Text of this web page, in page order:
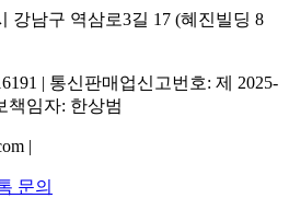
강남구 역삼로3길 17 (혜진빌딩 8
| 통신판매업신고번호: 제 2025-
책임자: 한상범
|
문의